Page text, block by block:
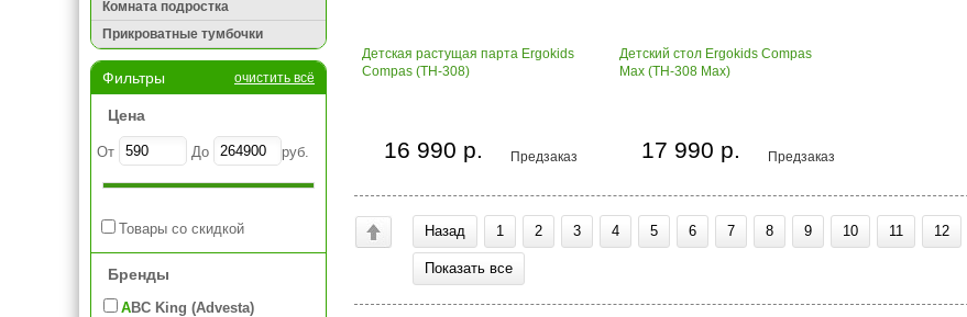
Комната подростка
Прикроватные тумбочки
Фильтры очистить всё
Цена
От До руб.
Товары со скидкой
Бренды
ABC King (Advesta)
Детская растущая парта Ergokids
Compas (TH-308)
Предзаказ
16 990 р.
Детский стол Ergokids Compas
Max (TH-308 Max)
Предзаказ
17 990 р.
Назад 1 2 3 4 5 6 7 8 9 10 11 12
Показать все